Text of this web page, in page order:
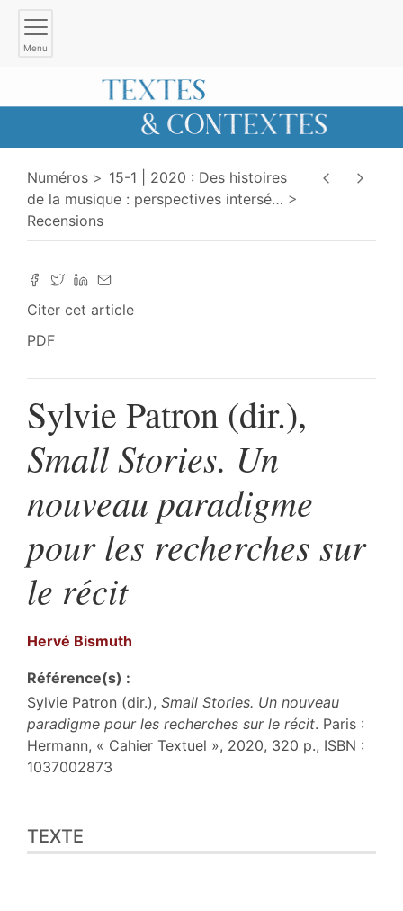
Menu
Numéros
15-1 | 2020 : Des histoires
de la musique : perspectives intersé…
Recensions
Citer cet article
PDF
Sylvie Patron (dir.),
Small Stories. Un
nouveau paradigme
pour les recherches sur
le récit
Hervé Bismuth
Référence(s) :
Sylvie Patron (dir.), Small Stories. Un nouveau
paradigme pour les recherches sur le récit. Paris :
Hermann, « Cahier Textuel », 2020, 320 p., ISBN :
1037002873
Citer cet article
Auteur
TEXTE